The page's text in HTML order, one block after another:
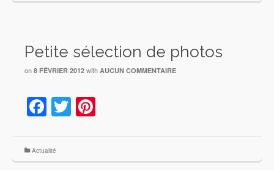
Petite sélection de photos
on 8 FÉVRIER 2012 with AUCUN COMMENTAIRE
Facebook
Twitter
Actualité